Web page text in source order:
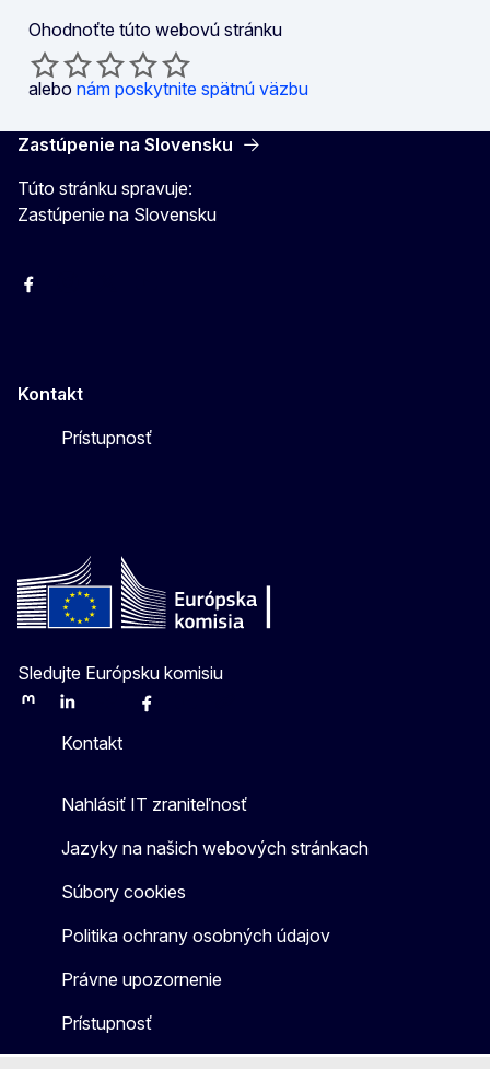
Ohodnoťte túto webovú stránku
alebo nám poskytnite spätnú väzbu
Zastúpenie na Slovensku
Túto stránku spravuje:
Zastúpenie na Slovensku
Facebook
Kontakt
Prístupnosť
Sledujte Európsku komisiu
MastodonLinkedInBlueskyFacebook
Kontakt
Nahlásiť IT zraniteľnosť
Jazyky na našich webových stránkach
Súbory cookies
Politika ochrany osobných údajov
Právne upozornenie
Prístupnosť